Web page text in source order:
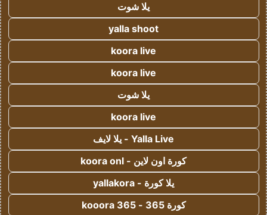
يلا شوت
yalla shoot
koora live
koora live
يلا شوت
koora live
Yalla Live - يلا لايف
كورة اون لاين - koora onl
يلا كورة - yallakora
كورة 365 - kooora 365